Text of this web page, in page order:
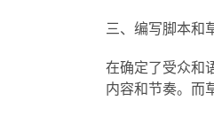
三、编写脚本和
在确定了受众和
内容和节奏。而